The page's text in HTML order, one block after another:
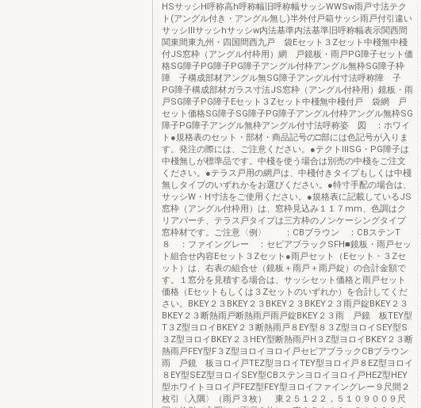
HSサッシH呼称高h呼称幅旧呼称幅サッシWWSw雨戸寸法テク
ト(アングル付き・アングル無し)半外付戸箱サッシ雨戸付引違い
サッシⅢサッシhサッシw内法基準内法基準旧呼称幅表示関西間
関東間東九州・四国間西九戸 袋Eセット３Zセット中棧無中棧
付JS窓枠（アングル付枠用）網 戸鏡板・雨戸PG障子セット価
格SG障子PG障子PG障子アングル付枠アングル無枠SG障子枠
障 子構成部材アングル無SG障子アングル付寸法呼称障 子
PG障子構成部材ガラス寸法JS窓枠（アングル付枠用）鏡板・雨
戸SG障子PG障子Eセット３Zセット中棧無中棧付戸 袋網 戸
セット価格SG障子SG障子PG障子アングル付枠アングル無枠SG
障子PG障子アングル無枠アングル付寸法呼称姿 図 ：ホワイ
ト●規格表のセット・部材・商品記号の□部には色記号が入りま
す。発注の際には、ご注意ください。●テクトⅢSG・PG障子は
中棧無しが標準品です。中棧を使う場合は別売の中棧をご注文
ください。●テラス戸用の網戸は、中棧付きタイプもしくは中棧
無しタイプのいずれかをお選びください。●特寸手配の場合は、
サッシW・H寸法をご使用ください。●規格表に記載しているJS
窓枠（アングル付枠用）は、窓枠見込み１１７mm、色調はク
リアバーチ、テラス戸タイプは三方枠のノンケーシングタイプ
窓枠材です。ご注意〈例〉 ：CBブラウン ：CBステンT
８ ：ファイングレー ：セピアブラックSFH■鏡板・雨戸セッ
ト組合せ内容Eセット３Zセット●雨戸セット（Eセット・３Zセ
ット）は、右表の組合せ（鏡板＋雨戸＋雨戸錠）の合計金額で
す。１窓分を見積する場合は、サッシセット価格と雨戸セット
価格（Eセットもしくは３Zセットのいずれか）を合計してくだ
さい。BKEY２３BKEY２３BKEY２３BKEY２３雨戸錠BKEY２３
BKEY２３断熱雨戸断熱雨戸雨戸錠BKEY２３雨 戸鏡 板TEY型
T３Z型ヨロイBKEY２３断熱雨戸８EY型８３Z型ヨロイSEY型S
３Z型ヨロイBKEY２３HEY型断熱雨戸H３Z型ヨロイBKEY２３断
熱雨戸FEY型F３Z型ヨロイヨロイ戸セピアブラックCBブラウン
雨 戸鏡 板ヨロイ戸TEZ型ヨロイTEY型ヨロイ戸８EZ型ヨロイ
８EY型SEZ型ヨロイSEY型CBステンヨロイヨロイ戸HEZ型HEY
型ホワイトヨロイ戸FEZ型FEY型ヨロイファイングレー９尺間２
枚引〈入隅〉（雨戸３枚） 東２５１２２，５１０９００９尺